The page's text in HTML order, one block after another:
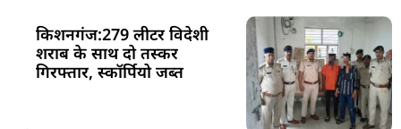
किशनगंज:279 लीटर विदेशी
शराब के साथ दो तस्कर
गिरफ्तार, स्कॉर्पियो जब्त